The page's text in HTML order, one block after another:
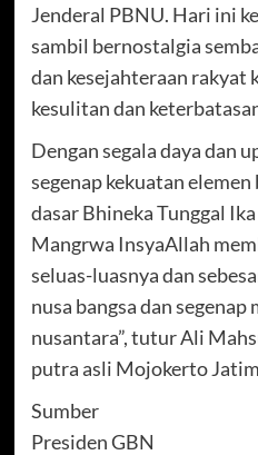
Jenderal PBNU. Hari ini
sambil bernostalgia
dan kesejahteraan rakyat
kesulitan dan
Dengan segala daya dan
segenap kekuatan
dasar Bhineka Tunggal
Mangrwa InsyaAllah
seluas-luasnya dan
nusa bangsa dan
nusantara”, tutur Ali
putra asli Mojokerto
Sumber
Presiden GBN